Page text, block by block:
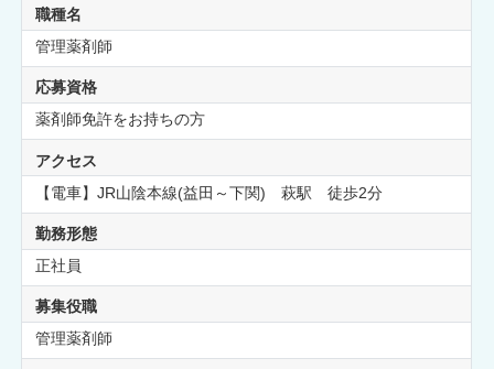
職種名
管理薬剤師
応募資格
薬剤師免許をお持ちの方
アクセス
【電車】JR山陰本線(益田～下関) 萩駅 徒歩2分
勤務形態
正社員
募集役職
管理薬剤師